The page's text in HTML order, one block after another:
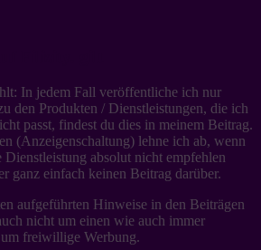
In jedem Fall veröffentliche ich nur
den Produkten / Dienstleistungen, die ich
passt, findest du dies in meinem Beitrag.
(Anzeigenschaltung) lehne ich ab, wenn
Dienstleistung absolut nicht empfehlen
ganz einfach keinen Beitrag darüber.
aufgeführten Hinweise in den Beiträgen
nicht um einen wie auch immer
freiwillige Werbung.